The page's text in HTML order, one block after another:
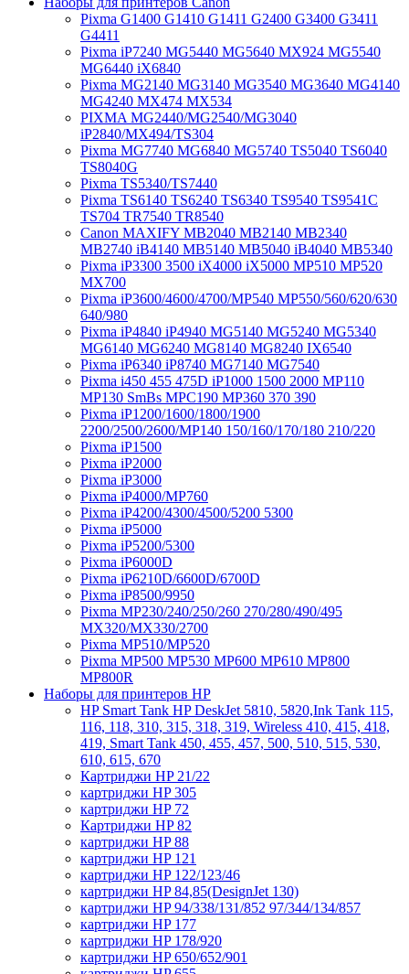
Pixma G1400 G1410 G1411 G2400 G3400 G3411
G4411
Pixma iP7240 MG5440 MG5640 MX924 MG5540
MG6440 iX6840
Pixma MG2140 MG3140 MG3540 MG3640 MG4140
MG4240 MX474 MX534
PIXMA MG2440/MG2540/MG3040
iP2840/MX494/TS304
Pixma MG7740 MG6840 MG5740 TS5040 TS6040
TS8040G
Pixma TS5340/TS7440
Pixma TS6140 TS6240 TS6340 TS9540 TS9541C
TS704 TR7540 TR8540
Canon MAXIFY MB2040 MB2140 MB2340
MB2740 iB4140 MB5140 MB5040 iB4040 MB5340
Pixma iP3300 3500 iX4000 iX5000 MP510 MP520
MX700
Pixma iP3600/4600/4700/MP540 MP550/560/620/630
640/980
Pixma iP4840 iP4940 MG5140 MG5240 MG5340
MG6140 MG6240 MG8140 MG8240 IX6540
Pixma iP6340 iP8740 MG7140 MG7540
Pixma i450 455 475D iP1000 1500 2000 MP110
MP130 SmBs MPC190 MP360 370 390
Pixma iP1200/1600/1800/1900
2200/2500/2600/MP140 150/160/170/180 210/220
Pixma iP1500
Pixma iP2000
Pixma iP3000
Pixma iP4000/MP760
Pixma iP4200/4300/4500/5200 5300
Pixma iP5000
Pixma iP5200/5300
Pixma iP6000D
Pixma iP6210D/6600D/6700D
Pixma iP8500/9950
Pixma MP230/240/250/260 270/280/490/495
MX320/MX330/2700
Pixma MP510/MP520
Pixma MP500 MP530 MP600 MP610 MP800
MP800R
Наборы для принтеров HP
HP Smart Tank HP DeskJet 5810, 5820,Ink Tank 115,
116, 118, 310, 315, 318, 319, Wireless 410, 415, 418,
419, Smart Tank 450, 455, 457, 500, 510, 515, 530,
610, 615, 670
Картриджи HP 21/22
картриджи HP 305
картриджи HP 72
Картриджи HP 82
картриджи HP 88
картриджи HP 121
картриджи HP 122/123/46
картриджи HP 84,85(DesignJet 130)
картриджи HP 94/338/131/852 97/344/134/857
картриджи HP 177
картриджи HP 178/920
картриджи HP 650/652/901